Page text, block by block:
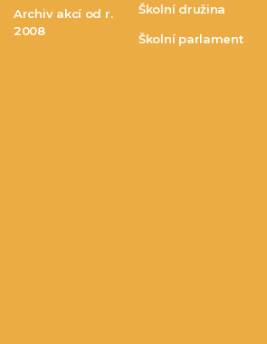
Archiv akcí od r.
2008
Školní družina
Školní parlament